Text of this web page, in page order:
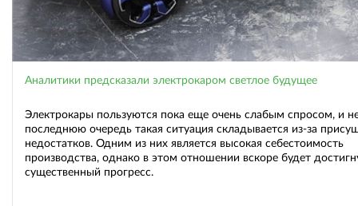
Аналитики предсказали электрокаром светлое будущее
Электрокары пользуются пока еще очень слабым спросом, и
последнюю очередь такая ситуация складывается из-за
недостатков. Одним из них является высокая себестоимость
производства, однако в этом отношении вскоре будет
существенный прогресс.